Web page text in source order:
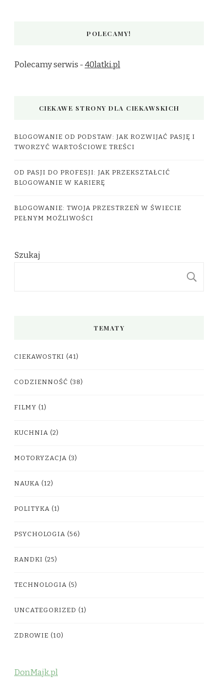
POLECAMY!
Polecamy serwis -40latki.pl
CIEKAWE STRONY DLA CIEKAWSKICH
BLOGOWANIE OD PODSTAW: JAK ROZWIJAĆ PASJĘ I
TWORZYĆ WARTOŚCIOWE TREŚCI
OD PASJI DO PROFESJI: JAK PRZEKSZTAŁCIĆ
BLOGOWANIE W KARIERĘ
BLOGOWANIE: TWOJA PRZESTRZEŃ W ŚWIECIE
PEŁNYM MOŻLIWOŚCI
Szukaj
TEMATY
CIEKAWOSTKI (41)
CODZIENNOŚĆ (38)
FILMY (1)
KUCHNIA (2)
MOTORYZACJA (3)
NAUKA (12)
POLITYKA (1)
PSYCHOLOGIA (56)
RANDKI (25)
TECHNOLOGIA (5)
UNCATEGORIZED (1)
ZDROWIE (10)
DonMajk.pl